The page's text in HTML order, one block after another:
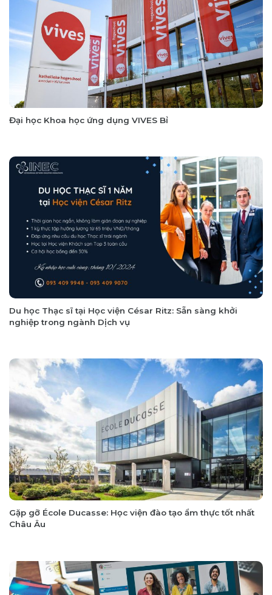
Đại học Khoa học ứng dụng VIVES Bỉ
Du học Thạc sĩ tại Học viện César Ritz: Sẵn sàng khởi
nghiệp trong ngành Dịch vụ
Gặp gỡ École Ducasse: Học viện đào tạo ẩm thực tốt nhất
Châu Âu